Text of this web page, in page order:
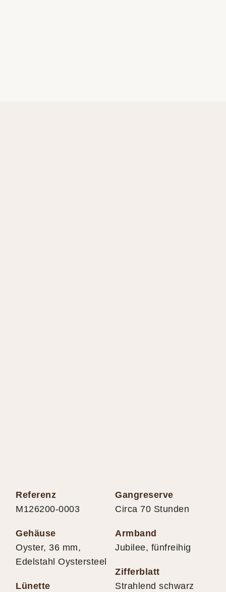
Referenz
M126200-0003
Gehäuse
Oyster, 36 mm,
Edelstahl Oystersteel
Lünette
Gangreserve
Circa 70 Stunden
Armband
Jubilee, fünfreihig
Zifferblatt
Strahlend schwarz